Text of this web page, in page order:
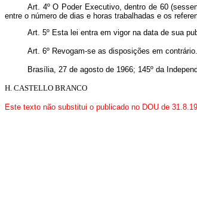
Art. 4º O Poder Executivo, dentro de 60
entre o número de dias e horas trabalhadas e os
Art. 5º Esta lei entra em vigor na data de sua
Art. 6º Revogam-se as disposições em contrário.
Brasília, 27 de agosto de 1966; 145º da
H. CASTELLO BRANCO
Este texto não substitui o publicado no DOU de